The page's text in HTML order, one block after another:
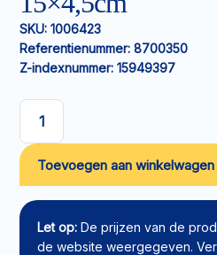
SKU: 1006423
Referentienummer: 8700350
Z-indexnummer: 15949397
Fixatiepleister
katheter
Transafix
15x4,5cm
aantal
Toevoegen aan winkelwagen
Let op: De prijzen van de
de website weergegeven.